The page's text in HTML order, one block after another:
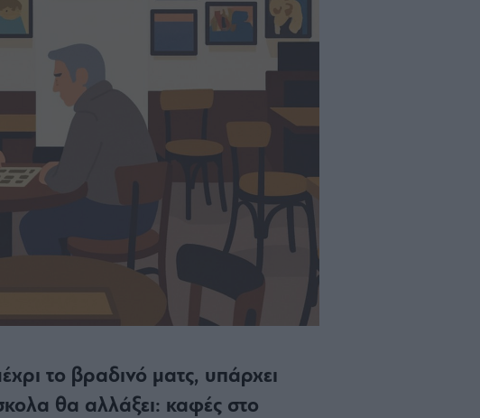
το βραδινό ματς, υπάρχει
θα αλλάξει: καφές στο